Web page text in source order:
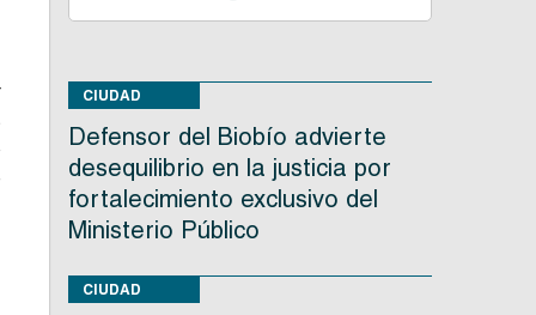
CIUDAD
Defensor del Biobío advierte
desequilibrio en la justicia por
fortalecimiento exclusivo del
Ministerio Público
CIUDAD